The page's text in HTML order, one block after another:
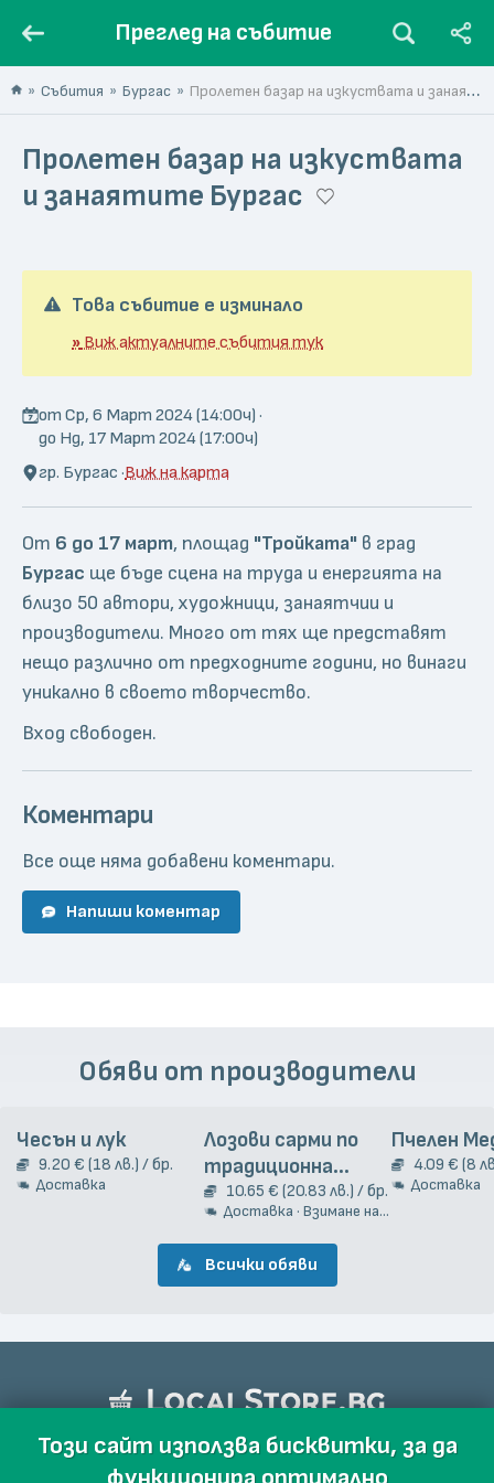
Преглед на събитие
Събития Бургас Пролетен базар на изкуствата и занаятите Бургас
Пролетен базар на изкуствата
и занаятите Бургас
Това събитие е изминало
»Виж актуалните събития тук
от Ср, 6 Март 2024 (14:00ч) ·
до Нд, 17 Март 2024 (17:00ч)
гр. Бургас ·Виж на карта
От 6 до 17 март, площад "Тройката" в град
Бургас ще бъде сцена на труда и енергията на
близо 50 автори, художници, занаятчии и
производители. Много от тях ще представят
нещо различно от предходните години, но винаги
уникално в своето творчество.
Вход свободен.
Коментари
Все още няма добавени коментари.
Напиши коментар
Обяви от производители
Чесън и лук
9.20 € (18 лв.) / бр.
Доставка
Лозови сарми по
традиционна
гръцка рецепта
2кг.
10.65 € (20.83 лв.) / бр.
Доставка · Взимане на място
Пчелен
4.09 € (8
Доставка
Всички обяви
Този сайт използва бисквитки, за да